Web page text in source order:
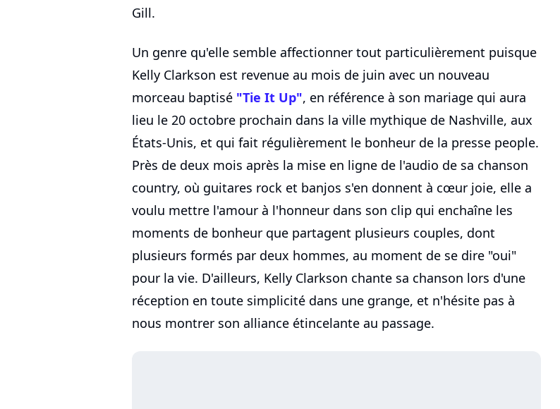
Gill.
Un genre qu'elle semble affectionner tout particulièrement puisque
Kelly Clarkson est revenue au mois de juin avec un nouveau
morceau baptisé "Tie It Up", en référence à son mariage qui aura
lieu le 20 octobre prochain dans la ville mythique de Nashville, aux
États-Unis, et qui fait régulièrement le bonheur de la presse people.
Près de deux mois après la mise en ligne de l'audio de sa chanson
country, où guitares rock et banjos s'en donnent à cœur joie, elle a
voulu mettre l'amour à l'honneur dans son clip qui enchaîne les
moments de bonheur que partagent plusieurs couples, dont
plusieurs formés par deux hommes, au moment de se dire "oui"
pour la vie. D'ailleurs, Kelly Clarkson chante sa chanson lors d'une
réception en toute simplicité dans une grange, et n'hésite pas à
nous montrer son alliance étincelante au passage.